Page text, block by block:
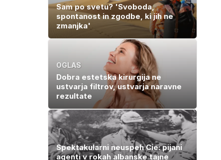
Sam po svetu? 'Svoboda,
spontanost in zgodbe, ki jih ne
zmanjka'
OGLAS
Dobra estetska kirurgija ne
ustvarja filtrov, ustvarja naravne
rezultate
Spektakularni neuspeh Cie: pijani
agenti v rokah albanske tajne